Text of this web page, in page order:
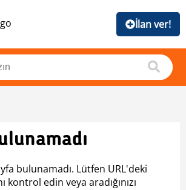
İlan ver!
bulunamadı. Lütfen URL'deki
kontrol edin veya aradığınızı